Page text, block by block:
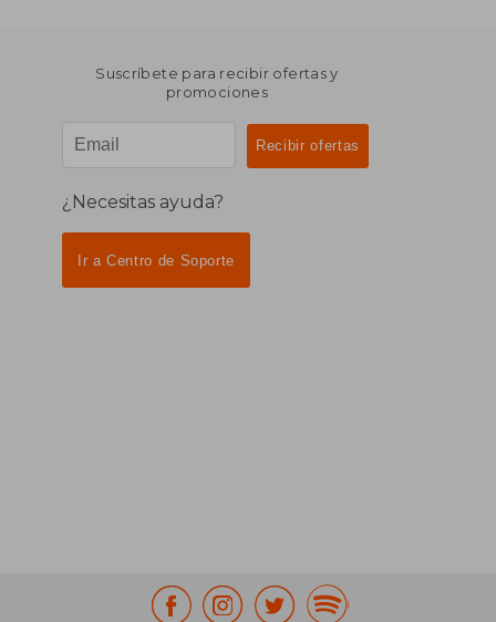
Suscríbete para recibir ofertas y
promociones
¿Necesitas ayuda?
Ir a Centro de Soporte